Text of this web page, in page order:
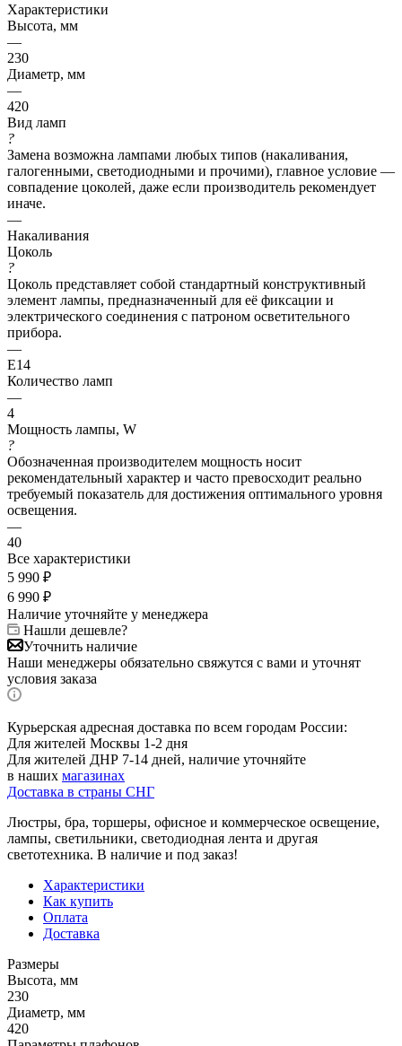
Характеристики
Высота, мм
—
230
Диаметр, мм
—
420
Вид ламп
?
Замена возможна лампами любых типов (накаливания,
галогенными, светодиодными и прочими), главное условие —
совпадение цоколей, даже если производитель рекомендует
иначе.
—
Накаливания
Цоколь
?
Цоколь представляет собой стандартный конструктивный
элемент лампы, предназначенный для её фиксации и
электрического соединения с патроном осветительного
прибора.
—
E14
Количество ламп
—
4
Мощность лампы, W
?
Обозначенная производителем мощность носит
рекомендательный характер и часто превосходит реально
требуемый показатель для достижения оптимального уровня
освещения.
—
40
Все характеристики
5 990 ₽
6 990 ₽
Наличие уточняйте у менеджера
Нашли дешевле?
Уточнить наличие
Наши менеджеры обязательно свяжутся с вами и уточнят
условия заказа
Курьерская адресная доставка по всем городам России:
Для жителей Москвы 1-2 дня
Для жителей ДНР 7-14 дней, наличие уточняйте
в наших магазинах
Доставка в страны СНГ
Люстры, бра, торшеры, офисное и коммерческое освещение,
лампы, светильники, светодиодная лента и другая
светотехника. В наличие и под заказ!
Характеристики
Как купить
Оплата
Доставка
Размеры
Высота, мм
230
Диаметр, мм
420